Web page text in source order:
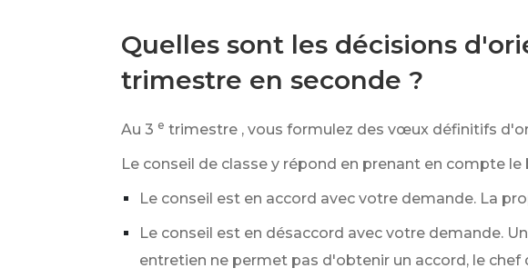
Quelles sont les décisions
trimestre en seconde ?
Au 3 e trimestre , vous formulez des vœux définitifs
Le conseil de classe y répond en prenant en compte
Le conseil est en accord avec votre demande. La
Le conseil est en désaccord avec votre demande.
entretien ne permet pas d'obtenir un accord, le